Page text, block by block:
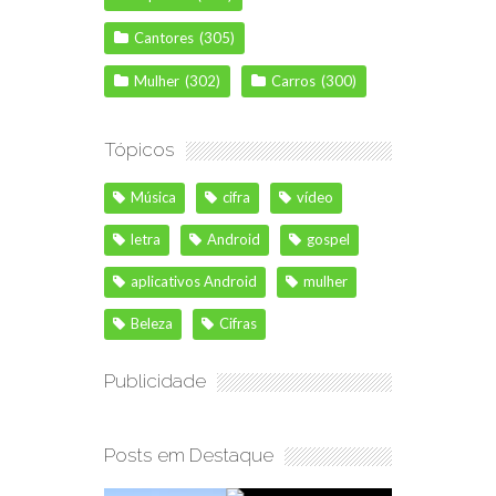
Cantores (305)
Mulher (302) Carros (300)
Tópicos
Música cifra vídeo
letra Android gospel
aplicativos Android mulher
Beleza Cifras
Publicidade
Posts em Destaque